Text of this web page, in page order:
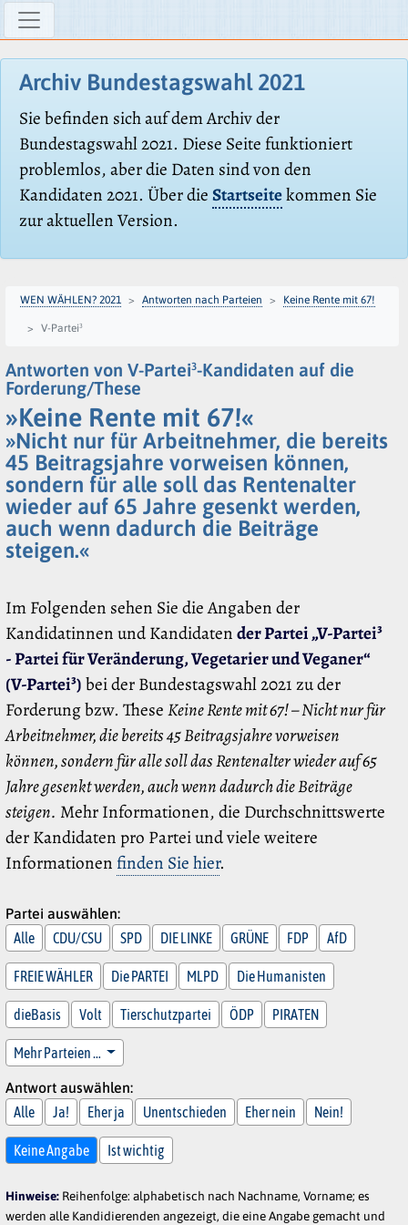
Archiv Bundestagswahl 2021
Sie befinden sich auf dem Archiv der
Bundestagswahl 2021. Diese Seite funktioniert
problemlos, aber die Daten sind von den
Kandidaten 2021. Über dieStartseitekommen Sie
zur aktuellen Version.
WEN WÄHLEN? 2021 Antworten nach Parteien Keine Rente mit 67!
V-Partei³
Antworten von V-Partei³-Kandidaten auf die
Forderung/These
»Keine Rente mit 67!«
»Nicht nur für Arbeitnehmer, die bereits
45 Beitragsjahre vorweisen können,
sondern für alle soll das Rentenalter
wieder auf 65 Jahre gesenkt werden,
auch wenn dadurch die Beiträge
steigen.«
Im Folgenden sehen Sie die Angaben der
Kandidatinnen und Kandidatender Partei „V-Partei³
- Partei für Veränderung, Vegetarier und Veganer“
(V-Partei³)bei der Bundestagswahl 2021 zu der
Forderung bzw. TheseKeine Rente mit 67! – Nicht nur für
Arbeitnehmer, die bereits 45 Beitragsjahre vorweisen
können, sondern für alle soll das Rentenalter wieder auf 65
Jahre gesenkt werden, auch wenn dadurch die Beiträge
steigen. Mehr Informationen, die Durchschnittswerte
der Kandidaten pro Partei und viele weitere
Informationen finden Sie hier.
Partei auswählen:
Alle
CDU/CSU SPD DIE LINKE GRÜNE FDP AfD
FREIE WÄHLER Die PARTEI MLPD Die Humanisten
dieBasis Volt Tierschutzpartei ÖDP PIRATEN
Mehr Parteien …
Antwort auswählen:
Alle
Ja! Eher ja Unentschieden Eher nein Nein!
Keine Angabe Ist wichtig
Hinweise: Reihenfolge: alphabetisch nach Nachname, Vorname; es
werden alle Kandidierenden angezeigt, die eine Angabe gemacht und